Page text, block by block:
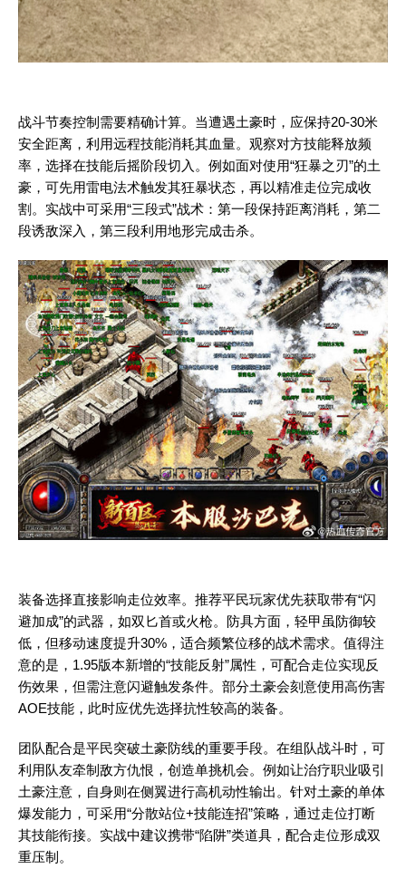
战斗节奏控制需要精确计算。当遭遇土豪时，应保持20-30米
安全距离，利用远程技能消耗其血量。观察对方技能释放频
率，选择在技能后摇阶段切入。例如面对使用“狂暴之刃”的土
豪，可先用雷电法术触发其狂暴状态，再以精准走位完成收
割。实战中可采用“三段式”战术：第一段保持距离消耗，第二
段诱敌深入，第三段利用地形完成击杀。
装备选择直接影响走位效率。推荐平民玩家优先获取带有“闪
避加成”的武器，如双匕首或火枪。防具方面，轻甲虽防御较
低，但移动速度提升30%，适合频繁位移的战术需求。值得注
意的是，1.95版本新增的“技能反射”属性，可配合走位实现反
伤效果，但需注意闪避触发条件。部分土豪会刻意使用高伤害
AOE技能，此时应优先选择抗性较高的装备。
团队配合是平民突破土豪防线的重要手段。在组队战斗时，可
利用队友牵制敌方仇恨，创造单挑机会。例如让治疗职业吸引
土豪注意，自身则在侧翼进行高机动性输出。针对土豪的单体
爆发能力，可采用“分散站位+技能连招”策略，通过走位打断
其技能衔接。实战中建议携带“陷阱”类道具，配合走位形成双
重压制。